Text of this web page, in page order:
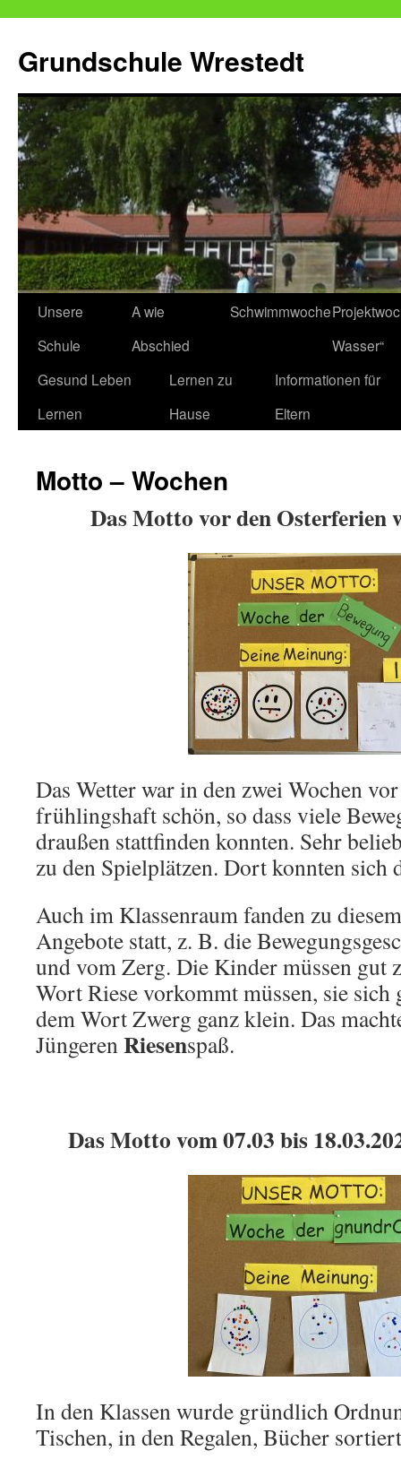
springen
Grundschule Wrestedt
Unsere
Schule
A wie
Abschied
Schwimmwoche
Wasser“
Gesund Leben
Lernen
Lernen zu
Hause
Informationen für
Eltern
Motto – Wochen
Das Motto vor den Osterferien
Das Wetter war in den zwei Wochen
frühlingshaft schön, so dass viele
draußen stattfinden konnten. Sehr
zu den Spielplätzen. Dort konnten sich
Auch im Klassenraum fanden zu
Angebote statt, z. B. die
und vom Zerg. Die Kinder müssen gut
Wort Riese vorkommt müssen, sie sich
dem Wort Zwerg ganz klein. Das
JüngerenRiesenspaß.
Das Motto vom 07.03 bis
In den Klassen wurde gründlich
Tischen, in den Regalen, Bücher